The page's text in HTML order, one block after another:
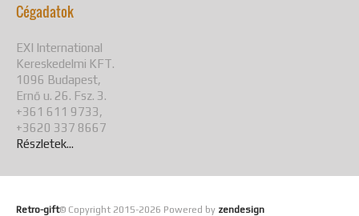
Cégadatok
EXI International
Kereskedelmi KFT.
1096 Budapest,
Ernő u. 26. Fsz. 3.
+361 611 9733,
+3620 337 8667
Részletek...
Retro-gift© Copyright 2015-2026 Powered by zendesign